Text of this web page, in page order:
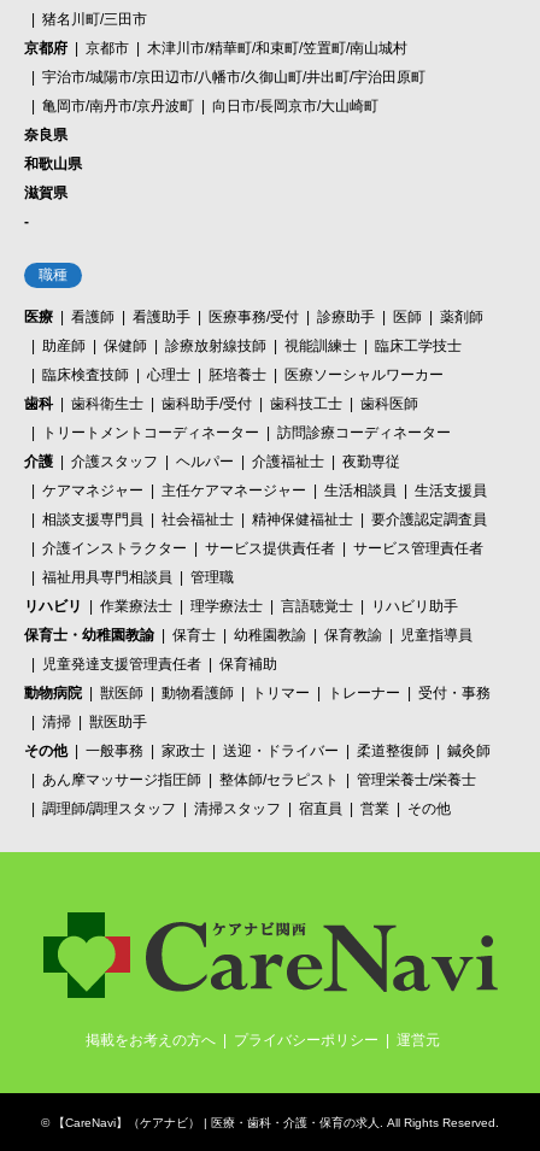
猪名川町/三田市
京都府
京都市
木津川市/精華町/和束町/笠置町/南山城村
宇治市/城陽市/京田辺市/八幡市/久御山町/井出町/宇治田原町
亀岡市/南丹市/京丹波町
向日市/長岡京市/大山崎町
奈良県
和歌山県
滋賀県
-
職種
医療 看護師 看護助手 医療事務/受付 診療助手 医師
薬剤師
助産師
保健師 診療放射線技師 視能訓練士
臨床工学技士
臨床検査技師
心理士 胚培養士
医療ソーシャルワーカー
歯科
歯科衛生士 歯科助手/受付 歯科技工士
歯科医師
トリートメントコーディネーター
訪問診療コーディネーター
介護
介護スタッフ ヘルパー 介護福祉士
夜勤専従
ケアマネジャー
主任ケアマネージャー 生活相談員
生活支援員
相談支援専門員
社会福祉士 精神保健福祉士
要介護認定調査員
介護インストラクター
サービス提供責任者
サービス管理責任者
福祉用具専門相談員
管理職
リハビリ
作業療法士 理学療法士 言語聴覚士
リハビリ助手
保育士・幼稚園教諭
保育士 幼稚園教諭 保育教諭
児童指導員
児童発達支援管理責任者
保育補助
動物病院
獣医師 動物看護師 トリマー トレーナー
受付・事務
清掃
獣医助手
その他
一般事務 家政士 送迎・ドライバー 柔道整復師
鍼灸師
あん摩マッサージ指圧師
整体師/セラピスト
管理栄養士/栄養士
調理師/調理スタッフ
清掃スタッフ 宿直員 営業 その他
掲載をお考えの方へ プライバシーポリシー 運営元
© 【CareNavi】（ケアナビ） | 医療・歯科・介護・保育の求人‎ . All Rights Reserved.